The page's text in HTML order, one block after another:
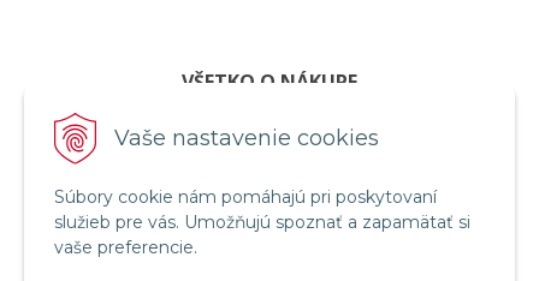
Vaše nastavenie cookies
Súbory cookie nám pomáhajú pri poskytovaní
služieb pre vás. Umožňujú spoznať a zapamätať si
vaše preferencie.
VŠETKO O NÁKUPE
ZASLANIE OTÁZKY
OBCHODNÉ PODMIENKY
REKLAMAČNÝ PORIADOK